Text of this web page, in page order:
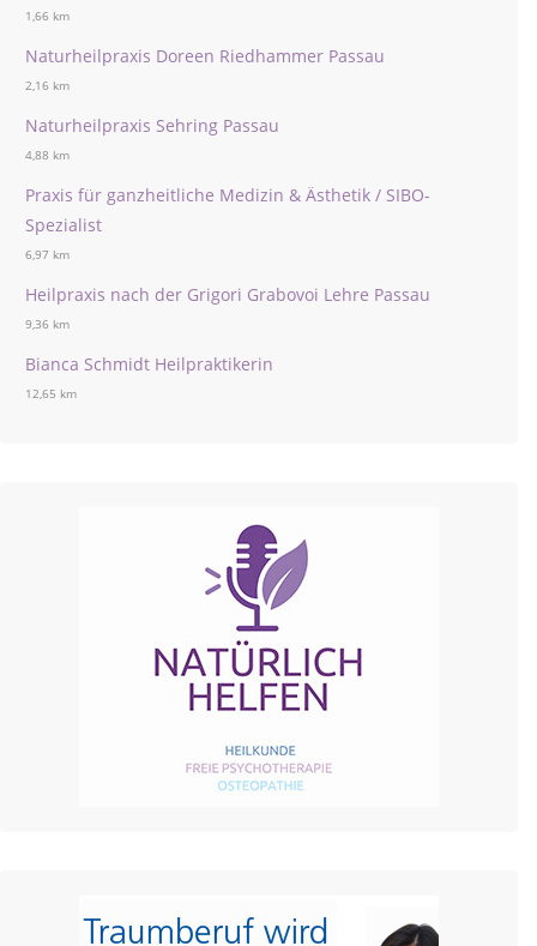
1,66 km
Naturheilpraxis Doreen Riedhammer Passau
2,16 km
Naturheilpraxis Sehring Passau
4,88 km
Praxis für ganzheitliche Medizin & Ästhetik / SIBO-
Spezialist
6,97 km
Heilpraxis nach der Grigori Grabovoi Lehre Passau
9,36 km
Bianca Schmidt Heilpraktikerin
12,65 km